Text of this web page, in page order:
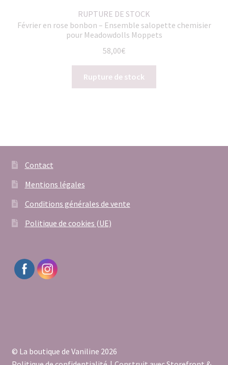
RUPTURE DE STOCK
Février en rose bonbon – Ensemble salopette chemisier
pour Meadowdolls Moppets
58,00€
Rupture de stock
Contact
Mentions légales
Conditions générales de vente
Politique de cookies (UE)
© La boutique de Vaniline 2026